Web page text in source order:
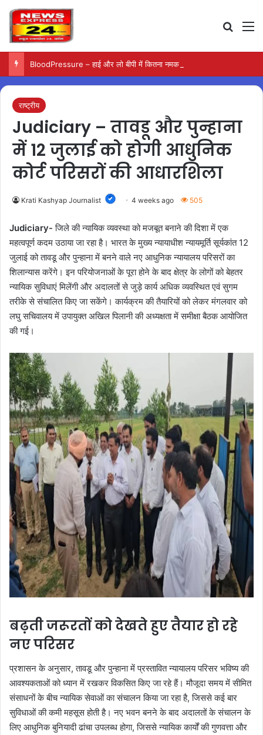
राष्ट्रीय
Judiciary – तावडू और पुन्हाना
में 12 जुलाई को होगी आधुनिक
कोर्ट परिसरों की आधारशिला
Krati Kashyap Journalist 4 weeks ago 505
Judiciary- जिले की न्यायिक व्यवस्था को मजबूत बनाने की दिशा में एक
महत्वपूर्ण कदम उठाया जा रहा है। भारत के मुख्य न्यायाधीश न्यायमूर्ति सूर्यकांत 12
जुलाई को तावडू और पुन्हाना में बनने वाले नए आधुनिक न्यायालय परिसरों का
शिलान्यास करेंगे। इन परियोजनाओं के पूरा होने के बाद क्षेत्र के लोगों को बेहतर
न्यायिक सुविधाएं मिलेंगी और अदालतों से जुड़े कार्य अधिक व्यवस्थित एवं सुगम
तरीके से संचालित किए जा सकेंगे। कार्यक्रम की तैयारियों को लेकर मंगलवार को
लघु सचिवालय में उपायुक्त अखिल पिलानी की अध्यक्षता में समीक्षा बैठक आयोजित
की गई।
बढ़ती जरूरतों को देखते हुए तैयार हो रहे
नए परिसर
प्रशासन के अनुसार, तावडू और पुन्हाना में प्रस्तावित न्यायालय परिसर भविष्य की
आवश्यकताओं को ध्यान में रखकर विकसित किए जा रहे हैं। मौजूदा समय में सीमित
संसाधनों के बीच न्यायिक सेवाओं का संचालन किया जा रहा है, जिससे कई बार
सुविधाओं की कमी महसूस होती है। नए भवन बनने के बाद अदालतों के संचालन के
लिए आधुनिक बुनियादी ढांचा उपलब्ध होगा, जिससे न्यायिक कार्यों की गुणवत्ता और